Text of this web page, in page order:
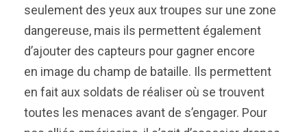
seulement des yeux aux troupes sur une zone
dangereuse, mais ils permettent également
d’ajouter des capteurs pour gagner encore
en image du champ de bataille. Ils permettent
en fait aux soldats de réaliser où se trouvent
toutes les menaces avant de s’engager. Pour